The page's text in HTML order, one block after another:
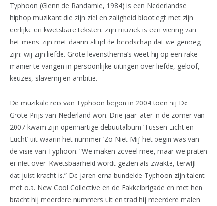
Typhoon (Glenn de Randamie, 1984) is een Nederlandse
hiphop muzikant die zijn ziel en zaligheid blootlegt met zijn
eerlijke en kwetsbare teksten. Zijn muziek is een viering van
het mens-zijn met daarin altijd de boodschap dat we genoeg
zijn: wij zijn liefde. Grote levensthema’s weet hij op een rake
manier te vangen in persoonlijke uitingen over liefde, geloof,
keuzes, slavernij en ambitie.
De muzikale reis van Typhoon begon in 2004 toen hij De
Grote Prijs van Nederland won. Drie jaar later in de zomer van
2007 kwam zijn openhartige debuutalbum ‘Tussen Licht en
Lucht’ uit waarin het nummer ‘Zo Niet Mij’ het begin was van
de visie van Typhoon. “We maken zoveel mee, maar we praten
er niet over. Kwetsbaarheid wordt gezien als zwakte, terwijl
dat juist kracht is.” De jaren erna bundelde Typhoon zijn talent
met o.a. New Cool Collective en de Fakkelbrigade en met hen
bracht hij meerdere nummers uit en trad hij meerdere malen